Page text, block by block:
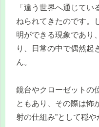
「違う世界へ通じて
ねられてきたのです。
明ができる現象であり
り、日常の中で偶然起
ん。
鏡台やクローゼットの
ともあり、その際は怖
射の仕組み”として穏